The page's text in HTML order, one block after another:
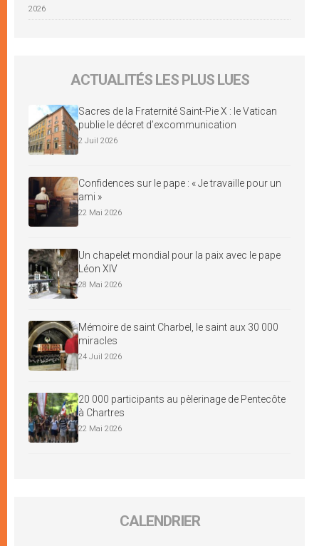
2026
ACTUALITÉS LES PLUS LUES
Sacres de la Fraternité Saint-Pie X : le Vatican
publie le décret d’excommunication
2 Juil 2026
Confidences sur le pape : « Je travaille pour un
ami »
22 Mai 2026
Un chapelet mondial pour la paix avec le pape
Léon XIV
28 Mai 2026
Mémoire de saint Charbel, le saint aux 30 000
miracles
24 Juil 2026
20 000 participants au pèlerinage de Pentecôte
à Chartres
22 Mai 2026
CALENDRIER